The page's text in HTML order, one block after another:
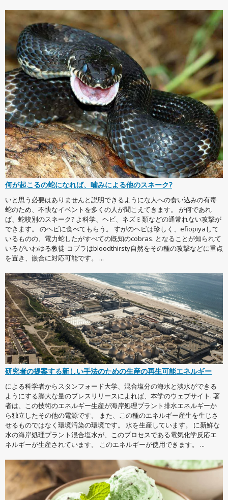
何が起こるの蛇になれば、噛みによる他のスネーク?
いと思う必要はありませんと説明できるようにな人への食い込みの有毒
蛇のため、不快なイベントを多くの人が聞こえてきます。 が何であれ
ば、蛇咬別のスネーク? よ科学、ヘビ、ネズミ類などの通常れない攻撃が
できます。 のヘビに食べてもらう。 すがのヘビは珍しく、efiopiyaして
いるものの、電力蛇したがすべての既知のcobras. となることが知られて
いるがいわゆる教徒-コブラはbloodthirsty自然をその種の攻撃などに重点
を置き、嵌合に対応可能です。 ...
研究者の提案する新しい手法のための生産の再生可能エネルギー
による科学者からスタンフォード大学、混合塩分の海水と淡水ができる
ようにする膨大な量のプレスリリースによれば、本学のウェブサイト. 著
者は、この技術のエネルギー生産が海岸処理プラント排水エネルギーか
ら独立したその他の電源です。 また、この種のエネルギー産生を生じさ
せるものではなく環境汚染の環境です。 水を生産しています。 に新鮮な
水の海岸処理プラント混合塩水が、このプロセスである電気化学反応エ
ネルギーが生産されています。 このエネルギーが使用できます。 ...